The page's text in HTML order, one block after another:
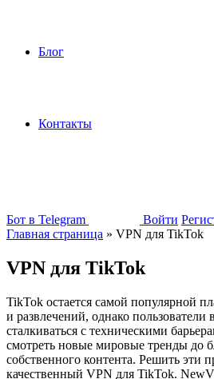
Блог
Контакты
Бот в Telegram Войти
Главная страница » VPN для TikTok
VPN для TikTok
TikTok остается самой популярной
и развлечений, однако
сталкиваться с техническими
смотреть новые мировые тренды до
собственного контента. Решить эти
качественный VPN для TikTok.